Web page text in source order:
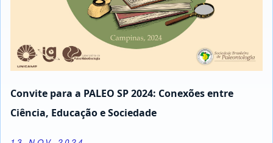
Convite para a PALEO SP 2024: Conexões entre
Ciência, Educação e Sociedade